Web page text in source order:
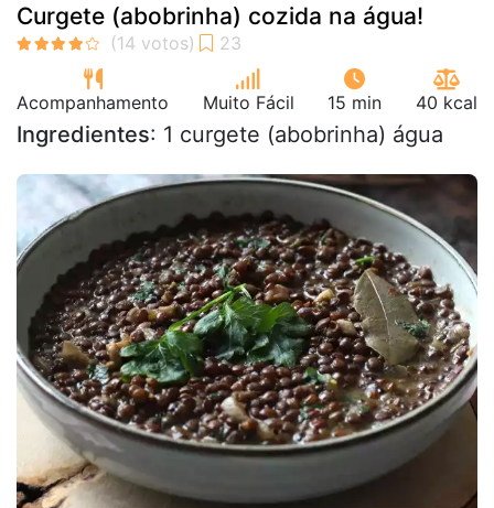
Curgete (abobrinha) cozida na água!
Acompanhamento Muito Fácil 15 min 40 kcal
Ingredientes: 1 curgete (abobrinha) água